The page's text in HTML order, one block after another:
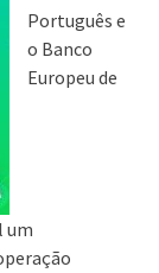
Português e
o Banco
Europeu de
um